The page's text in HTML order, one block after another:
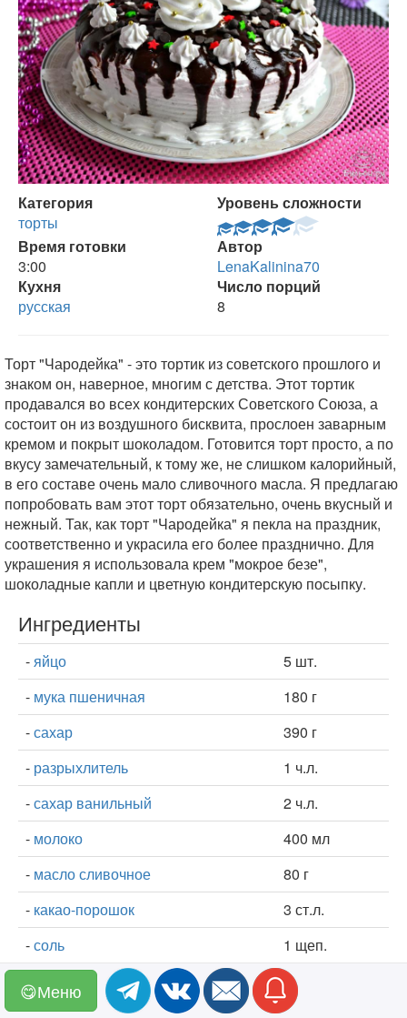
Категория
торты
Уровень сложности
Время готовки
3:00
Автор
LenaKalinina70
Кухня
русская
Число порций
8
Торт "Чародейка" - это тортик из советского прошлого и
знаком он, наверное, многим с детства. Этот тортик
продавался во всех кондитерских Советского Союза, а
состоит он из воздушного бисквита, прослоен заварным
кремом и покрыт шоколадом. Готовится торт просто, а по
вкусу замечательный, к тому же, не слишком калорийный,
в его составе очень мало сливочного масла. Я предлагаю
попробовать вам этот торт обязательно, очень вкусный и
нежный. Так, как торт "Чародейка" я пекла на праздник,
соответственно и украсила его более празднично. Для
украшения я использовала крем "мокрое безе",
шоколадные капли и цветную кондитерскую посыпку.
Ингредиенты
-яйцо
5 шт.
- мука пшеничная
180 г
-сахар
390 г
- разрыхлитель
1 ч.л.
-сахар ванильный
2 ч.л.
- молоко
400 мл
- масло сливочное
80 г
- какао-порошок
3 ст.л.
-соль
1 щеп.
-
200 мл
😋Меню